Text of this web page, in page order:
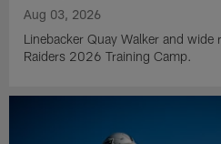
Aug 03, 2026
Linebacker Quay Walker and wide
Raiders 2026 Training Camp.